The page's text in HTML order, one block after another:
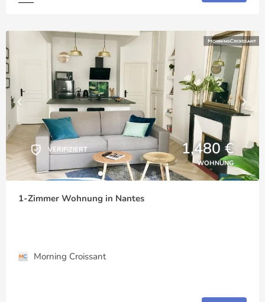
VERIFIZIERT 1,480 €
WOHNUNG
1-Zimmer Wohnung in Nantes
Morning Croissant